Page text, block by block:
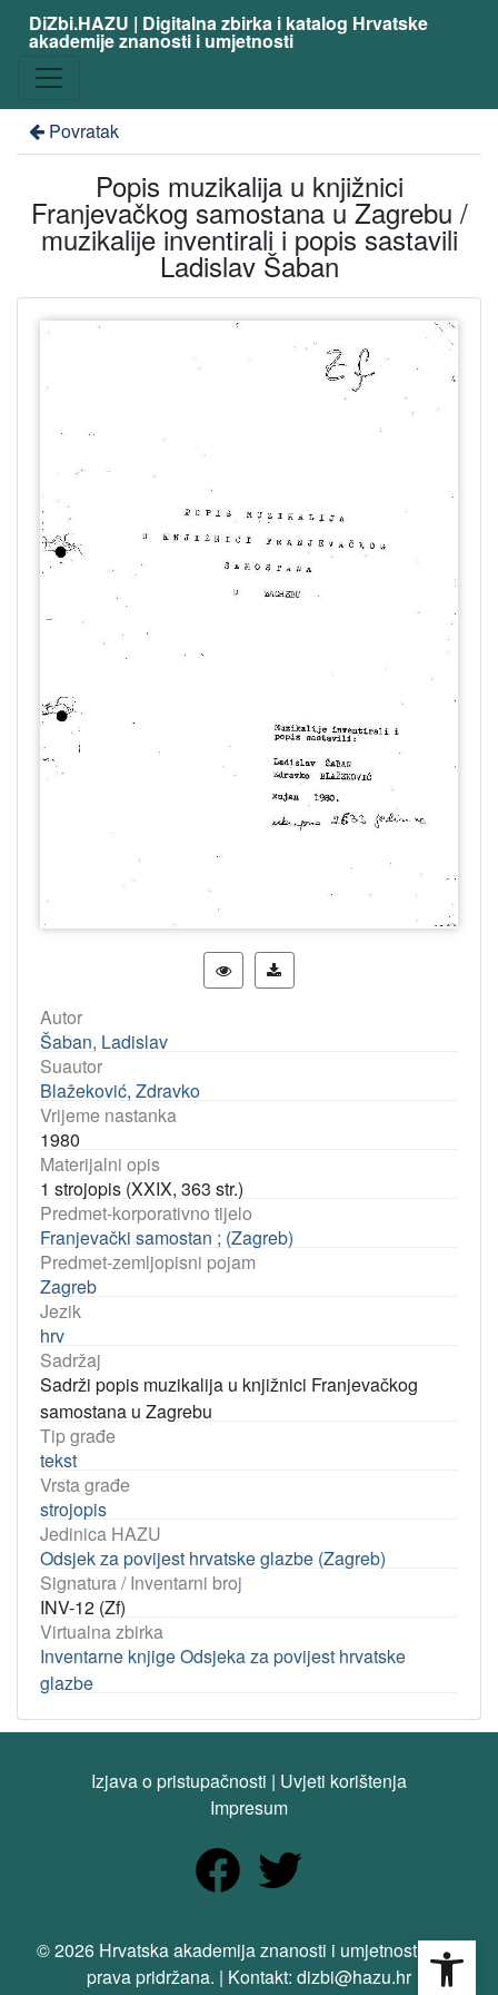
DiZbi.HAZU | Digitalna zbirka i katalog Hrvatske
akademije znanosti i umjetnosti
Povratak
Popis muzikalija u knjižnici
Franjevačkog samostana u Zagrebu /
muzikalije inventirali i popis sastavili
Ladislav Šaban
Autor
Šaban, Ladislav
Suautor
Blažeković, Zdravko
Vrijeme nastanka
1980
Materijalni opis
1 strojopis (XXIX, 363 str.)
Predmet-korporativno tijelo
Franjevački samostan ; (Zagreb)
Predmet-zemljopisni pojam
Zagreb
Jezik
hrv
Sadržaj
Sadrži popis muzikalija u knjižnici Franjevačkog
samostana u Zagrebu
Tip građe
tekst
Vrsta građe
strojopis
Jedinica HAZU
Odsjek za povijest hrvatske glazbe (Zagreb)
Signatura / Inventarni broj
INV-12 (Zf)
Virtualna zbirka
Inventarne knjige Odsjeka za povijest hrvatske
glazbe
Izjava o pristupačnosti | Uvjeti korištenja
Impresum
© 2026 Hrvatska akademija znanosti i umjetnosti. Sva
prava pridržana. | Kontakt: dizbi@hazu.hr